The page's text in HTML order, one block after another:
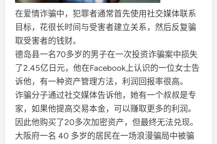
在爱情诈骗中，犯罪者通常首先使用社交媒体联系
目标，花很长时间与受害者建立关系，然后反复骗
取受害者的钱财。
德岛县一名70多岁的男子在一次投资诈骗案中损失
了2.45亿日元，他在Facebook上认识的一位女士告
诉他，有一种资产管理方法，利润回报率很高。
诈骗分子通过社交媒体告诉他，她有一个叔叔是专
家，如果他提高交易本金，可以赚取更多的利润。
因此他购买了20多次加密资产，但最终无法兑现。
大阪府一名 40 多岁的居民在一场浪漫骗局中被骗